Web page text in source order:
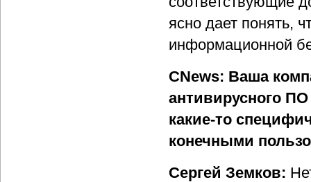
ясно дает понять,
информационной
CNews: Ваша
антивирусного
какие-то
конечными
Сергей Земков: